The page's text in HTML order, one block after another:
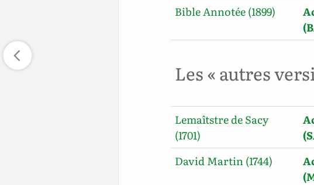
Bible Annotée (1899)
Les « autres
Lemaîtstre de Sacy
(1701)
David Martin (1744)